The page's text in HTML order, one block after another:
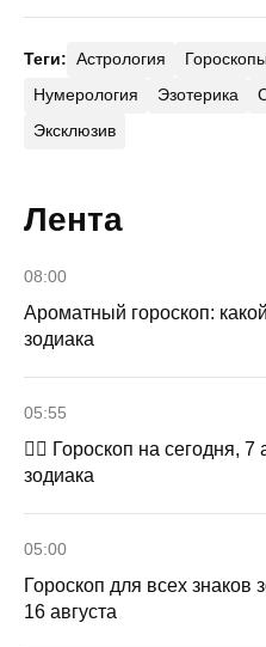
Теги: Астрология Гороскопы
Нумерология
Эзотерика
Эксклюзив
Лента
08:00
Ароматный гороскоп:
зодиака
05:55
🧙‍♀ Гороскоп на сегодня, 7
зодиака
05:00
Гороскоп для всех знаков
16 августа